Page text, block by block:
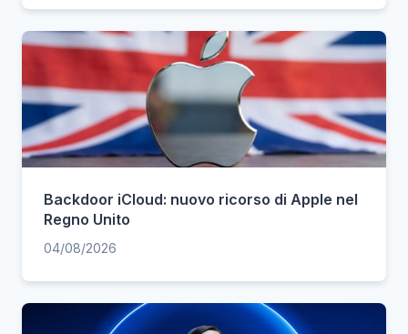
Backdoor iCloud: nuovo ricorso di Apple nel
Regno Unito
04/08/2026